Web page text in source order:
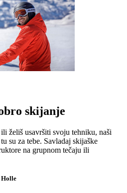
skijanje
želiš usavršiti svoju tehniku, naši
tu su za tebe. Savladaj skijaške
na grupnom tečaju ili
Holle